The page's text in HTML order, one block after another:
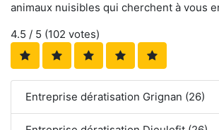
animaux nuisibles qui cherchent à vous
4.5 / 5 (102 votes)
Entreprise dératisation Grignan (26)